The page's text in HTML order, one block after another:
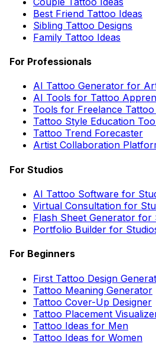
Best Friend Tattoo Ideas
Sibling Tattoo Designs
Family Tattoo Ideas
For Professionals
AI Tattoo Generator for
AI Tools for Tattoo
Tools for Freelance
Tattoo Style Education
Tattoo Trend Forecaster
Artist Collaboration
For Studios
AI Tattoo Software for
Virtual Consultation for
Flash Sheet Generator for
Portfolio Builder for
For Beginners
First Tattoo Design
Tattoo Meaning Generator
Tattoo Cover-Up Designer
Tattoo Placement
Tattoo Ideas for Men
Tattoo Ideas for Women